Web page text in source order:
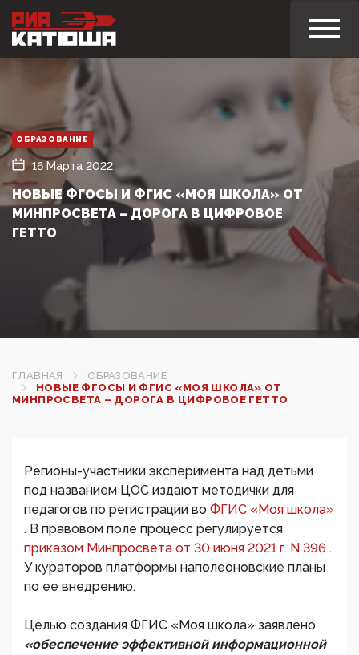
ОБРАЗОВАНИЕ
16 Марта 2022
НОВЫЕ ФГОСЫ И ФГИС «МОЯ ШКОЛА» ОТ
МИНПРОСВЕТА – ДОРОГА В ЦИФРОВОЕ
ГЕТТО
ГЛАВНАЯ
ОБРАЗОВАНИЕ
НОВЫЕ ФГОСЫ И ФГИС «МОЯ ШКОЛА» ОТ
МИНПРОСВЕТА – ДОРОГА В ЦИФРОВОЕ ГЕТТО
Регионы-участники эксперимента над детьми
под названием ЦОС издают методички для
педагогов по регистрации во ФГИС «Моя школа»
. В правовом поле процесс регулируется
приказом Минпросвета от 30 июня 2021 г. N 396 .
У кураторов платформы наполеоновские планы
по ее внедрению.
Целью создания ФГИС «Моя школа» заявлено
«обеспечение эффективной информационной